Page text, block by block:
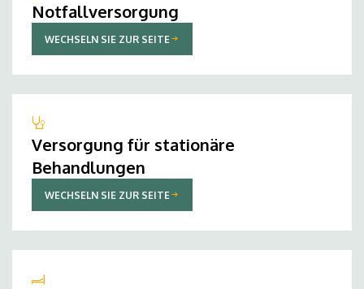
Notfallversorgung
WECHSELN SIE ZUR SEITE
Versorgung für stationäre
Behandlungen
WECHSELN SIE ZUR SEITE